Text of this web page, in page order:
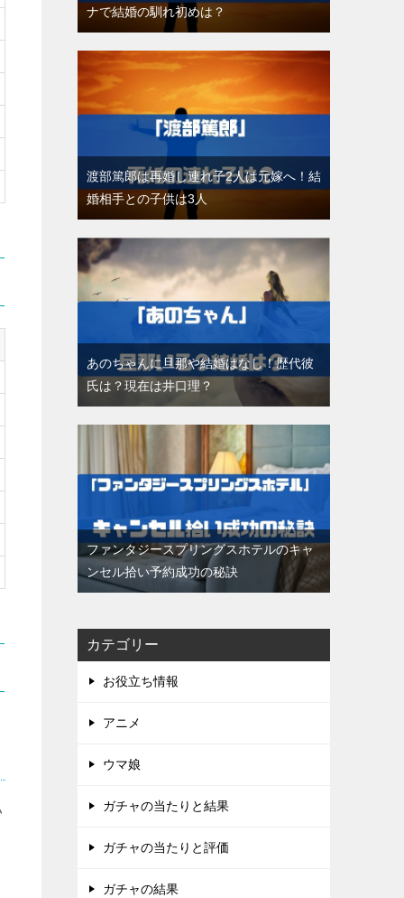
ナで結婚の馴れ初めは？
渡部篤郎は再婚し連れ子2人は元嫁へ！結
婚相手との子供は3人
あのちゃんに旦那や結婚はなし！歴代彼
氏は？現在は井口理？
ファンタジースプリングスホテルのキャ
ンセル拾い予約成功の秘訣
カテゴリー
お役立ち情報
アニメ
ウマ娘
ガチャの当たりと結果
ガチャの当たりと評価
ガチャの結果